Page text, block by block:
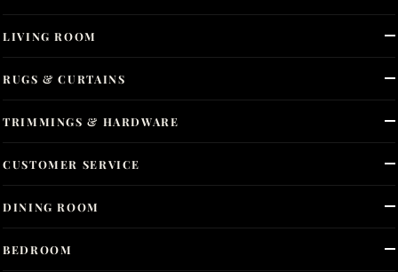
LIVING ROOM
DINING ROOM
BEDROOM
RUGS & CURTAINS
TRIMMINGS & HARDWARE
CUSTOMER SERVICE